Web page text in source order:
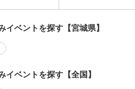
イベントを探す【宮城県】
イベントを探す【全国】